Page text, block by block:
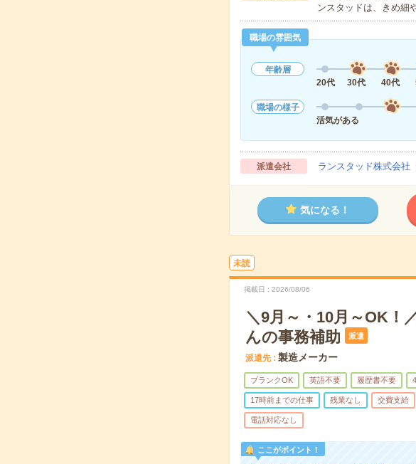
ンスタッドは、きめ細
職場の雰囲気
年齢層
20代
30代 40代
職場の様子
活気がある
派遣会社 ランスタッド株式会
気になる！
未読
掲載日 2026/08/06
＼9月～・10月～OK！
んの事務補助
派遣
派遣先 製造メーカー
ブランクOK 英語不要 履歴書不要
17時前までの仕事 残業なし 交費支給
電話対応なし
ここがポイント！